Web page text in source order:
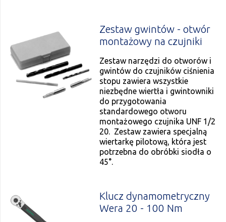
Zestaw gwintów - otwór
montażowy na czujniki
Zestaw narzędzi do otworów i
gwintów do czujników ciśnienia
stopu zawiera wszystkie
niezbędne wiertła i gwintowniki
do przygotowania
standardowego otworu
montażowego czujnika UNF 1/2
20. Zestaw zawiera specjalną
wiertarkę pilotową, która jest
potrzebna do obróbki siodła o
45°.
Klucz dynamometryczny
Wera 20 - 100 Nm